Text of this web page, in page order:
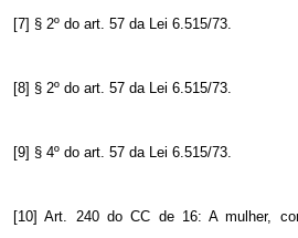
[7] § 2º do art. 57 da Lei 6.515/73.
[8] § 2º do art. 57 da Lei 6.515/73.
[9] § 4º do art. 57 da Lei 6.515/73.
[10] Art. 240 do CC de 16: A mulher,